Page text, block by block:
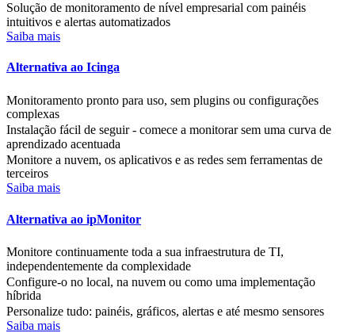
Solução de monitoramento de nível empresarial com painéis
intuitivos e alertas automatizados
Saiba mais
Alternativa ao Icinga
Monitoramento pronto para uso, sem plugins ou configurações
complexas
Instalação fácil de seguir - comece a monitorar sem uma curva de
aprendizado acentuada
Monitore a nuvem, os aplicativos e as redes sem ferramentas de
terceiros
Saiba mais
Alternativa ao ipMonitor
Monitore continuamente toda a sua infraestrutura de TI,
independentemente da complexidade
Configure-o no local, na nuvem ou como uma implementação
híbrida
Personalize tudo: painéis, gráficos, alertas e até mesmo sensores
Saiba mais